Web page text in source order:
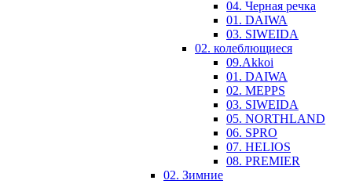
04. Черная речка
01. DAIWA
03. SIWEIDA
02. колеблющиеся
09.Akkoi
01. DAIWA
02. MEPPS
03. SIWEIDA
05. NORTHLAND
06. SPRO
07. HELIOS
08. PREMIER
02. Зимние